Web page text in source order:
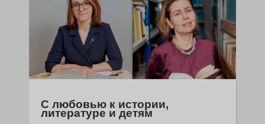
С любовью к истории,
литературе и детям